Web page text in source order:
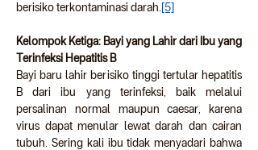
berisiko terkontaminasi darah. [5]
Kelompok Ketiga: Bayi yang Lahir dari Ibu yang
Terinfeksi Hepatitis B
Bayi baru lahir berisiko tinggi tertular hepatitis
B dari ibu yang terinfeksi, baik melalui
persalinan normal maupun caesar, karena
virus dapat menular lewat darah dan cairan
tubuh. Sering kali ibu tidak menyadari bahwa